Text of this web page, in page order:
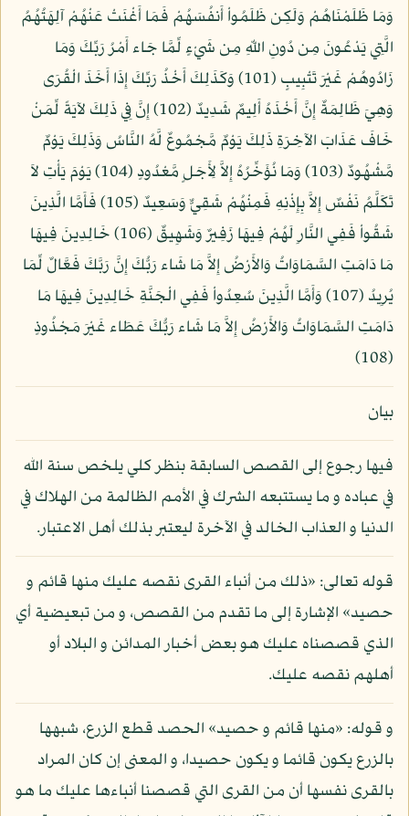
وَمَا ظَلَمْنَاهُمْ وَلَكِن ظَلَمُواْ أَنفُسَهُمْ فَمَا أَغْنَتْ عَنْهُمْ آلِهَتُهُمُ
الَّتِي يَدْعُونَ مِن دُونِ اللّهِ مِن شَيْءٍ لِّمَّا جَاء أَمْرُ رَبِّكَ وَمَا
زَادُوهُمْ غَيْرَ تَتْبِيبٍ (101) وَكَذَلِكَ أَخْذُ رَبِّكَ إِذَا أَخَذَ الْقُرَى
وَهِيَ ظَالِمَةٌ إِنَّ أَخْذَهُ أَلِيمٌ شَدِيدٌ (102) إِنَّ فِي ذَلِكَ لآيَةً لِّمَنْ
خَافَ عَذَابَ الآخِرَةِ ذَلِكَ يَوْمٌ مَّجْمُوعٌ لَّهُ النَّاسُ وَذَلِكَ يَوْمٌ
مَّشْهُودٌ (103) وَمَا نُؤَخِّرُهُ إِلاَّ لِأَجَلٍ مَّعْدُودٍ (104) يَوْمَ يَأْتِ لاَ
تَكَلَّمُ نَفْسٌ إِلاَّ بِإِذْنِهِ فَمِنْهُمْ شَقِيٌّ وَسَعِيدٌ (105) فَأَمَّا الَّذِينَ
شَقُواْ فَفِي النَّارِ لَهُمْ فِيهَا زَفِيرٌ وَشَهِيقٌ (106) خَالِدِينَ فِيهَا
مَا دَامَتِ السَّمَاوَاتُ وَالأَرْضُ إِلاَّ مَا شَاء رَبُّكَ إِنَّ رَبَّكَ فَعَّالٌ لِّمَا
يُرِيدُ (107) وَأَمَّا الَّذِينَ سُعِدُواْ فَفِي الْجَنَّةِ خَالِدِينَ فِيهَا مَا
دَامَتِ السَّمَاوَاتُ وَالأَرْضُ إِلاَّ مَا شَاء رَبُّكَ عَطَاء غَيْرَ مَجْذُوذٍ
(108)
بيان
فيها رجوع إلى القصص السابقة بنظر كلي يلخص سنة الله
في عباده و ما يستتبعه الشرك في الأمم الظالمة من الهلاك في
الدنيا و العذاب الخالد في الآخرة ليعتبر بذلك أهل الاعتبار.
قوله تعالى: «ذلك من أنباء القرى نقصه عليك منها قائم و
حصيد» الإشارة إلى ما تقدم من القصص، و من تبعيضية أي
الذي قصصناه عليك هو بعض أخبار المدائن و البلاد أو
أهلهم نقصه عليك.
و قوله: «منها قائم و حصيد» الحصد قطع الزرع، شبهها
بالزرع يكون قائما و يكون حصيدا، و المعنى إن كان المراد
بالقرى نفسها أن من القرى التي قصصنا أنباءها عليك ما هو